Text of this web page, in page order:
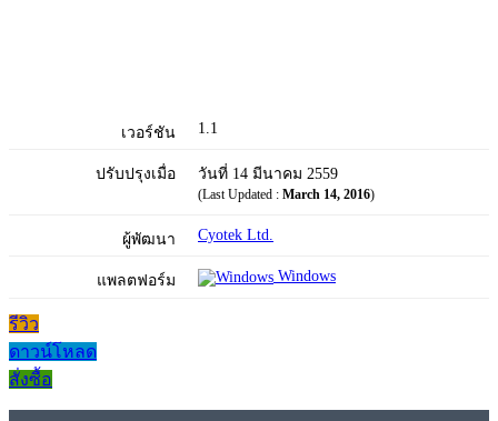
เวอร์ชัน 1.1
ปรับปรุงเมื่อ วันที่ 14 มีนาคม 2559
(Last Updated : March 14, 2016)
ผู้พัฒนา Cyotek Ltd.
แพลตฟอร์ม Windows
รีวิว
ดาวน์โหลด
สั่งซื้อ